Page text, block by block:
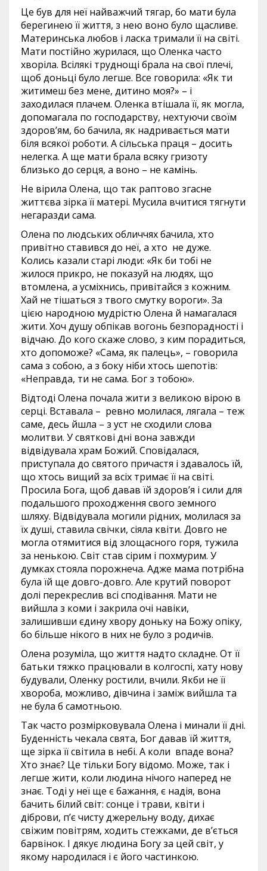
Це був для неї найважчий тягар, бо мати була
берегинею її життя, з нею воно було щасливе.
Материнська любов і ласка тримали її на світі.
Мати постійно журилася, що Оленка часто
хворіла. Всілякі труднощі брала на свої плечі,
щоб доньці було легше. Все говорила: «Як ти
житимеш без мене, дитино моя?» – і
заходилася плачем. Оленка втішала її, як могла,
допомагала по господарству, нехтуючи своїм
здоров’ям, бо бачила, як надривається мати
біля всякої роботи. А сільська праця – досить
нелегка. А ще мати брала всяку гризоту
близько до серця, а воно – не камінь.
Не вірила Олена, що так раптово згасне
життєва зірка її матері. Мусила вчитися тягнути
негаразди сама.
Олена по людських обличчях бачила, хто
привітно ставився до неї, а хто не дуже.
Колись казали старі люди: «Як би тобі не
жилося прикро, не показуй на людях, що
втомлена, а усміхнись, привітайся з кожним.
Хай не тішаться з твого смутку вороги». За
цією народною мудрістю Олена й намагалася
жити. Хоч душу обпікав вогонь безпорадності і
відчаю. До кого скаже слово, з ким порадиться,
хто допоможе? «Сама, як палець», – говорила
сама з собою, а з боку ніби хтось шепотів:
«Неправда, ти не сама. Бог з тобою».
Відтоді Олена почала жити з великою вірою в
серці. Вставала – ревно молилася, лягала – теж
саме, десь йшла – з уст не сходили слова
молитви. У святкові дні вона завжди
відвідувала храм Божий. Сповідалася,
приступала до святого причастя і здавалось їй,
що хтось вищий за всіх тримає її на світі.
Просила Бога, щоб давав їй здоров’я і сили для
подальшого проходження свого земного
шляху. Відвідувала могили рідних, молилася за
їх душі, ставила свічки, сіяла квіти. Довго не
могла отямитися від злощасного горя, тужила
за ненькою. Світ став сірим і похмурим. У
думках стояла порожнеча. Адже мама потрібна
була їй ще довго-довго. Але крутий поворот
долі перекреслив всі сподівання. Мати не
вийшла з коми і закрила очі навіки,
залишивши єдину хвору доньку на Божу опіку,
бо більше нікого в них не було з родичів.
Олена розуміла, що життя надто складне. От її
батьки тяжко працювали в колгоспі, хату нову
будували, Оленку ростили, вчили. Якби не її
хвороба, можливо, дівчина і заміж вийшла та
не була б самотньою.
Так часто розмірковувала Олена і минали її дні.
Буденність чекала свята, Бог давав їй життя,
ще зірка її світила в небі. А коли впаде вона?
Хто знає? Це тільки Богу відомо. Може, так і
легше жити, коли людина нічого наперед не
знає. Тоді у неї ще є бажання, є надія, вона
бачить білий світ: сонце і трави, квіти і
діброви, п’є чисту джерельну воду, дихає
свіжим повітрям, ходить стежками, де в’ється
барвінок. І дякує людина Богу за цей світ, у
якому народилася і є його частинкою.